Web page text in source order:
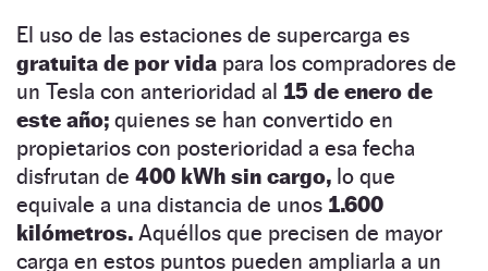
El uso de las estaciones de supercarga es
gratuita de por vida para los compradores de
un Tesla con anterioridad al 15 de enero de
este año; quienes se han convertido en
propietarios con posterioridad a esa fecha
disfrutan de 400 kWh sin cargo, lo que
equivale a una distancia de unos 1.600
kilómetros. Aquéllos que precisen de mayor
carga en estos puntos pueden ampliarla a un